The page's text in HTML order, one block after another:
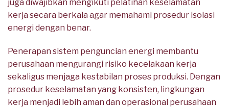
juga diwajibkan mengikuti pelatihan keselamatan
kerja secara berkala agar memahami prosedur isolasi
energi dengan benar.
Penerapan sistem penguncian energi membantu
perusahaan mengurangi risiko kecelakaan kerja
sekaligus menjaga kestabilan proses produksi. Dengan
prosedur keselamatan yang konsisten, lingkungan
kerja menjadi lebih aman dan operasional perusahaan